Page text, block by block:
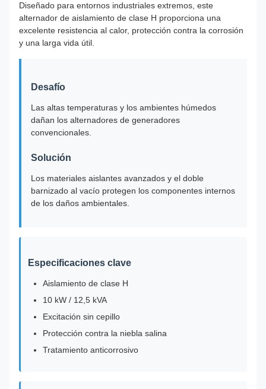
Diseñado para entornos industriales extremos, este
alternador de aislamiento de clase H proporciona una
excelente resistencia al calor, protección contra la corrosión
y una larga vida útil.
Desafío
Las altas temperaturas y los ambientes húmedos
dañan los alternadores de generadores
convencionales.
Solución
Los materiales aislantes avanzados y el doble
barnizado al vacío protegen los componentes internos
de los daños ambientales.
Especificaciones clave
Aislamiento de clase H
10 kW / 12,5 kVA
Excitación sin cepillo
Protección contra la niebla salina
Tratamiento anticorrosivo